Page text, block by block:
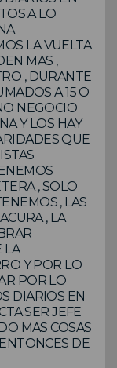
A LO
LA VUELTA
MAS ,
, DURANTE
A 15 O
NEGOCIO
Y LOS HAY
QUE
, SOLO
, LAS
, LA
LA
Y POR LO
POR LO
DIARIOS EN
SER JEFE
MAS COSAS
DE